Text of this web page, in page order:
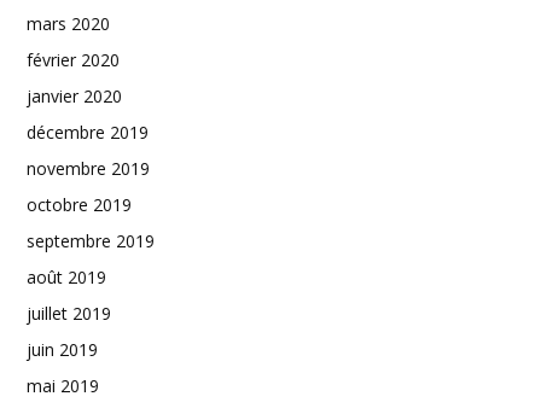
mars 2020
février 2020
janvier 2020
décembre 2019
novembre 2019
octobre 2019
septembre 2019
août 2019
juillet 2019
juin 2019
mai 2019